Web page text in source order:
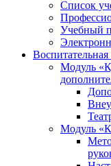
Список
Учебный
Воспитательная
Модуль
Модуль